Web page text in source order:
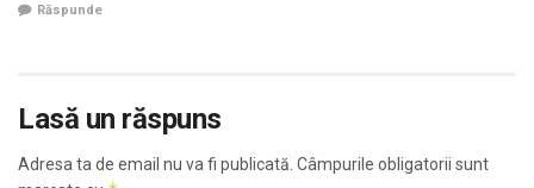
Răspunde
Lasă un răspuns
Adresa ta de email nu va fi publicată. Câmpurile obligatorii sunt